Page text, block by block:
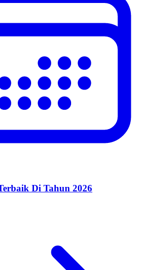
Di Tahun 2026